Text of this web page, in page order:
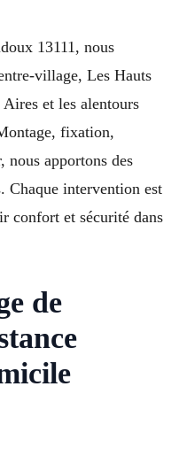
13111, nous
village, Les Hauts
et les alentours
fixation,
nous apportons des
Chaque intervention est
confort et sécurité dans
de